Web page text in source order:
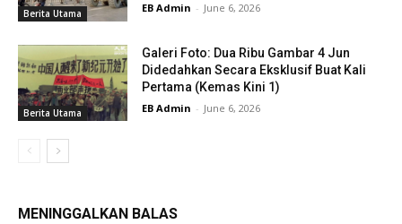
Berita Utama EB Admin - June 6, 2026
Berita Utama
Galeri Foto: Dua Ribu Gambar 4 Jun
Didedahkan Secara Eksklusif Buat Kali
Pertama (Kemas Kini 1)
EB Admin - June 6, 2026
MENINGGALKAN BALAS